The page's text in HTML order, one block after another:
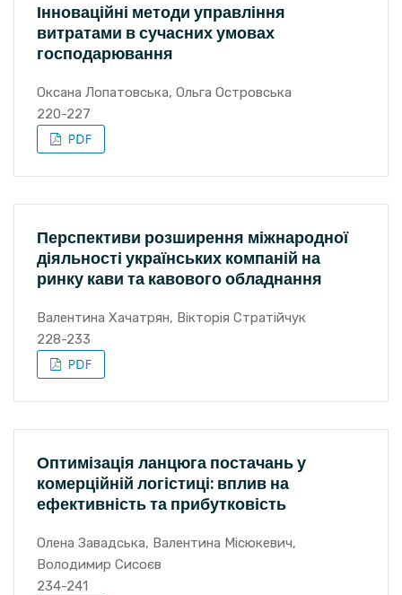
Інноваційні методи управління
витратами в сучасних умовах
господарювання
Оксана Лопатовська, Ольга Островська
220-227
Перспективи розширення міжнародної
діяльності українських компаній на
ринку кави та кавового обладнання
Валентина Хачатрян, Вікторія Стратійчук
228-233
Оптимізація ланцюга постачань у
комерційній логістиці: вплив на
ефективність та прибутковість
Олена Завадська, Валентина Місюкевич,
Володимир Сисоєв
234-241